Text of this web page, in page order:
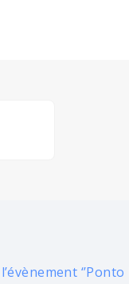
‘’Ponto